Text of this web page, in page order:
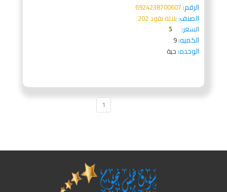
الرقم:6924238700607
الصنف:بلالة نقود 202
السعر:
5
الكميه:9
الوحده:حبة
1